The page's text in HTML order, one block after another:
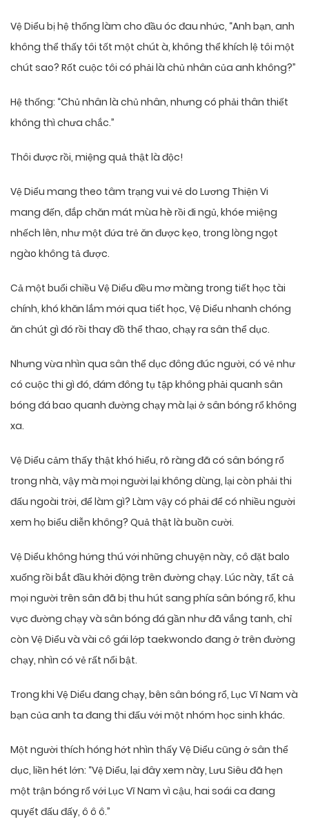
Vệ Diểu bị hệ thống làm cho đầu óc đau nhức, “Anh bạn, anh
không thể thấy tôi tốt một chút à, không thể khích lệ tôi một
chút sao? Rốt cuộc tôi có phải là chủ nhân của anh không?”
Hệ thống: “Chủ nhân là chủ nhân, nhưng có phải thân thiết
không thì chưa chắc.”
Thôi được rồi, miệng quả thật là độc!
Vệ Diểu mang theo tâm trạng vui vẻ do Lương Thiện Vi
mang đến, đắp chăn mát mùa hè rồi đi ngủ, khóe miệng
nhếch lên, như một đứa trẻ ăn được kẹo, trong lòng ngọt
ngào không tả được.
Cả một buổi chiều Vệ Diểu đều mơ màng trong tiết học tài
chính, khó khăn lắm mới qua tiết học, Vệ Diểu nhanh chóng
ăn chút gì đó rồi thay đồ thể thao, chạy ra sân thể dục.
Nhưng vừa nhìn qua sân thể dục đông đúc người, có vẻ như
có cuộc thi gì đó, đám đông tụ tập không phải quanh sân
bóng đá bao quanh đường chạy mà lại ở sân bóng rổ không
xa.
Vệ Diểu cảm thấy thật khó hiểu, rõ ràng đã có sân bóng rổ
trong nhà, vậy mà mọi người lại không dùng, lại còn phải thi
đấu ngoài trời, để làm gì? Làm vậy có phải để có nhiều người
xem họ biểu diễn không? Quả thật là buồn cười.
Vệ Diểu không hứng thú với những chuyện này, cô đặt balo
xuống rồi bắt đầu khởi động trên đường chạy. Lúc này, tất cả
mọi người trên sân đã bị thu hút sang phía sân bóng rổ, khu
vực đường chạy và sân bóng đá gần như đã vắng tanh, chỉ
còn Vệ Diểu và vài cô gái lớp taekwondo đang ở trên đường
chạy, nhìn có vẻ rất nổi bật.
Trong khi Vệ Diểu đang chạy, bên sân bóng rổ, Lục Vĩ Nam và
bạn của anh ta đang thi đấu với một nhóm học sinh khác.
Một người thích hóng hớt nhìn thấy Vệ Diểu cũng ở sân thể
dục, liền hét lớn: “Vệ Diểu, lại đây xem này, Lưu Siêu đã hẹn
một trận bóng rổ với Lục Vĩ Nam vì cậu, hai soái ca đang
quyết đấu đấy, ô ô ô.”